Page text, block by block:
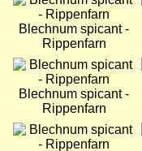
Blechnum spicant -
Rippenfarn
Bild
Blechnum spicant -
Rippenfarn
Bild